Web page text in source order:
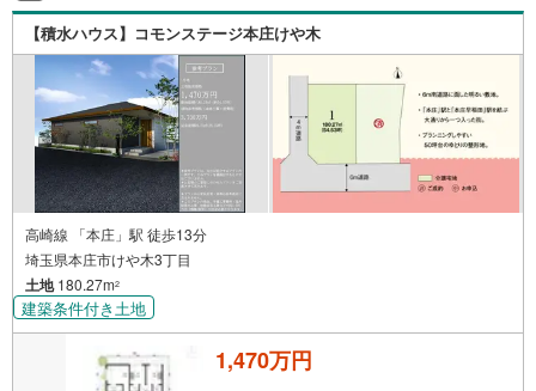
【積水ハウス】コモンステージ本庄けや木
高崎線 「本庄」駅 徒歩13分
埼玉県本庄市けや木3丁目
土地180.27m2
建築条件付き土地
1,470万円